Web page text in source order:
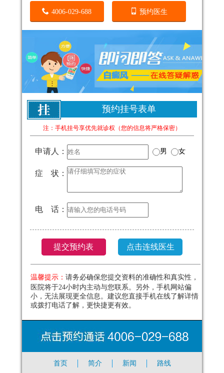
4006-029-688 预约医生
预约挂号表单
注：手机挂号享优先就诊权（您的信息将严格保密）
申请人： 男 女
症 状：
电 话：
温馨提示： 请务必确保您提交资料的准确性和真实性，
医院将于24小时内主动与您联系。另外，手机网站偏
小，无法展现更全信息。建议您直接手机在线了解详情
或拨打电话了解，更快捷更有效。
首页 简介 新闻 路线